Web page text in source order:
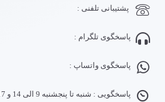
پشتیبانی تلفنی :
پاسخگوی تلگرام :
پاسخگوی واتساپ :
پاسخگویی : شنبه تا پنجشنبه 9 الی 14 و 17 الی 20